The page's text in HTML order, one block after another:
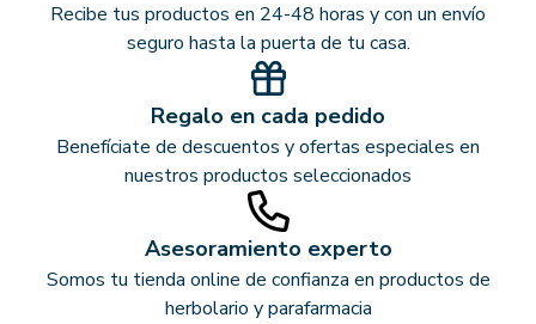
Recibe tus productos en 24-48 horas y con un envío
seguro hasta la puerta de tu casa.
Regalo en cada pedido
Benefíciate de descuentos y ofertas especiales en
nuestros productos seleccionados
Asesoramiento experto
Somos tu tienda online de confianza en productos de
herbolario y parafarmacia